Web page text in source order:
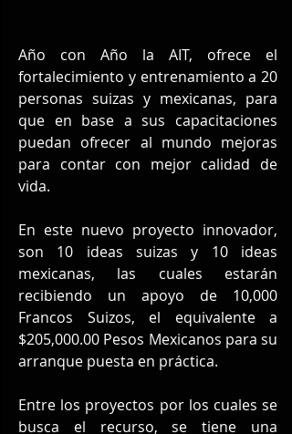
Año con Año la AIT, ofrece el
fortalecimiento y entrenamiento a 20
personas suizas y mexicanas, para
que en base a sus capacitaciones
puedan ofrecer al mundo mejoras
para contar con mejor calidad de
vida.
En este nuevo proyecto innovador,
son 10 ideas suizas y 10 ideas
mexicanas, las cuales estarán
recibiendo un apoyo de 10,000
Francos Suizos, el equivalente a
$205,000.00 Pesos Mexicanos para su
arranque puesta en práctica.
Entre los proyectos por los cuales se